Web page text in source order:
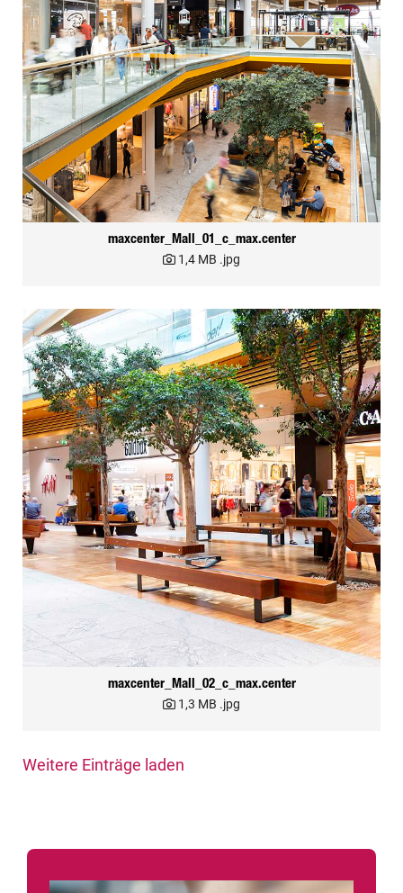
maxcenter_Mall_01_c_max.center
1,4 MB .jpg
maxcenter_Mall_02_c_max.center
1,3 MB .jpg
Weitere Einträge laden